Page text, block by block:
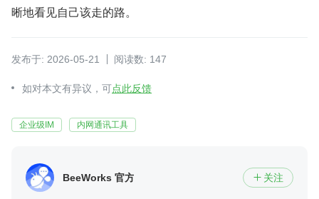
晰地看见自己该走的路。
发布于: 2026-05-21 阅读数: 147
如对本文有异议，可点此反馈
企业级IM 内网通讯工具
BeeWorks 官方  关注